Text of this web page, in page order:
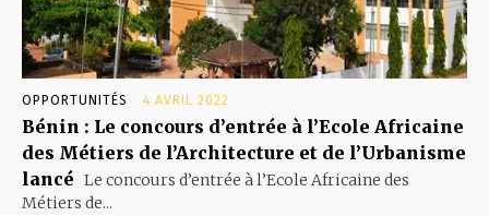
OPPORTUNITÉS 4 AVRIL 2022
Bénin : Le concours d’entrée à l’Ecole Africaine
des Métiers de l’Architecture et de l’Urbanisme
lancé Le concours d’entrée à l’Ecole Africaine des
Métiers de...